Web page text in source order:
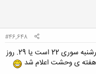
#46,648
در پی اختلاف نظر در مورد اینکه شب چهارشنبه سوری 22 است یا 29. روز